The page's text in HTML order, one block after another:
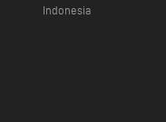
Indonesia